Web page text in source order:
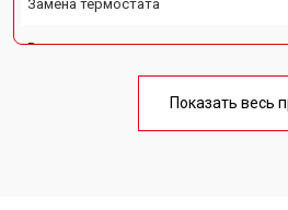
Замена термостата
Ремонт электропроводки
Ремонт чугунной конфорки
Показать весь